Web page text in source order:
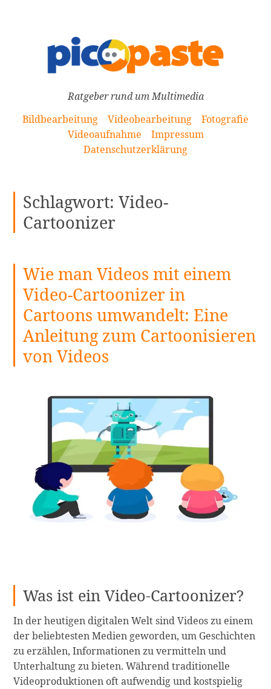
Ratgeber rund um Multimedia
Bildbearbeitung
Videobearbeitung
Fotografie
Videoaufnahme
Impressum
Datenschutzerklärung
Schlagwort:Video-
Cartoonizer
Wie man Videos mit einem
Video-Cartoonizer in
Cartoons umwandelt: Eine
Anleitung zum Cartoonisieren
von Videos
Was ist ein Video-Cartoonizer?
In der heutigen digitalen Welt sind Videos zu einem
der beliebtesten Medien geworden, um Geschichten
zu erzählen, Informationen zu vermitteln und
Unterhaltung zu bieten. Während traditionelle
Videoproduktionen oft aufwendig und kostspielig